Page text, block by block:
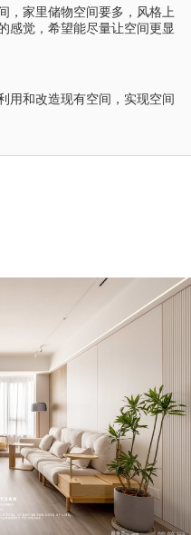
，家里储物空间要多，风格上
感觉，希望能尽量让空间更显
用和改造现有空间，实现空间